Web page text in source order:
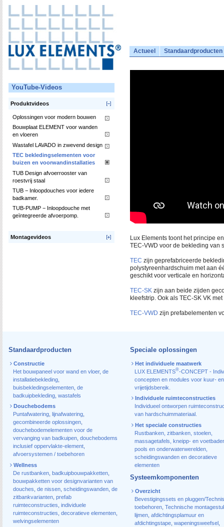
Actueel Standaardproducten
YouTube-Videos
Produktvideos
Oplossingen voor modern bouwen
Bouwplaat ELEMENT voor wanden
en vloeren
Wastafel LAVADO in zwevend design
TEC bekledingselementen voor
buizen en voorwandinstallaties
TUB Design afvoerrooster van
roestvrij staal
TUB − Inloopdouches voor iedere
badkamer.
TUB-PUMP − Inloopdouche met
geïntegreerde afvoerpomp.
Montagevideos
Lux Elements toont het principe
TEC-VWD voor de bekleding van
TEC zijn geprefabriceerde
polystyreenhardschuim met aan
geschikt voor verticale en
TEC-SK zijn aan beide zijden
kleefstrip. Ook als TEC-SK VK
TEC-VWD zijn prefabelementen
Standaardproducten
Constructie
Het bouwpaneel voor wand en vloer, de
installatiebekleding
buisbekledingselementen de
badkuipbekleding wastafels
Douchebodems
Puntafwatering lijnafwatering
gecombineerde oplossingen
douchebodemelementen voor de
vervanging van badkuipen douchebodems
inclusief oppervlakte-element
afvoersystemen / toebehoren
Wellness
De rustbanken badkuipbouwpakketten
bouwpakketten voor designvarianten van
douches de nissen scheidingswanden de
zitbankvarianten prefab
ruimteconstructies individuele
ruimteconstructies decoratieve elementen
welvingselementen
Speciale oplossingen
Het individuele maatwerk
LUX ELEMENTS®-CONCEPT -
concepten en modules voor kuur- en
vrijetijdsbereik.
Individuele ruimteconstructies
Individueel ontworpen
van hardschuimmateriaal.
Het speciale constructies
Rustbanken, zitbanken, stoelen,
massagetafels, kneipp- en
pools en onderwaterwerelden,
scheidingswanden en decoratieve
elementen
Systeemkomponenten
Overzicht
Bevestigingssets en pluggen/
toebehoren, Technische
lijmen, afdichtingsplamuur en
afdichtingstape, wapeningsweefsel,